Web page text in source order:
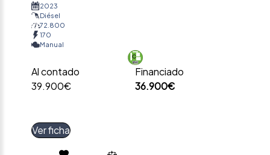
2023
Diésel
72.800
170
Manual
Al contado
39.900€
Financiado
36.900€
Ver ficha